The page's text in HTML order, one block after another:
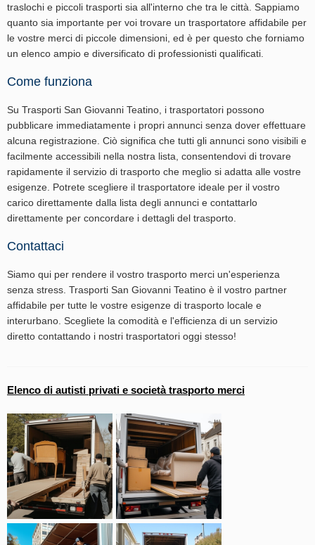
traslochi e piccoli trasporti sia all'interno che tra le città. Sappiamo
quanto sia importante per voi trovare un trasportatore affidabile per
le vostre merci di piccole dimensioni, ed è per questo che forniamo
un elenco ampio e diversificato di professionisti qualificati.
Come funziona
Su Trasporti San Giovanni Teatino, i trasportatori possono
pubblicare immediatamente i propri annunci senza dover effettuare
alcuna registrazione. Ciò significa che tutti gli annunci sono visibili e
facilmente accessibili nella nostra lista, consentendovi di trovare
rapidamente il servizio di trasporto che meglio si adatta alle vostre
esigenze. Potrete scegliere il trasportatore ideale per il vostro
carico direttamente dalla lista degli annunci e contattarlo
direttamente per concordare i dettagli del trasporto.
Contattaci
Siamo qui per rendere il vostro trasporto merci un'esperienza
senza stress. Trasporti San Giovanni Teatino è il vostro partner
affidabile per tutte le vostre esigenze di trasporto locale e
interurbano. Scegliete la comodità e l'efficienza di un servizio
diretto contattando i nostri trasportatori oggi stesso!
Elenco di autisti privati e società trasporto merci